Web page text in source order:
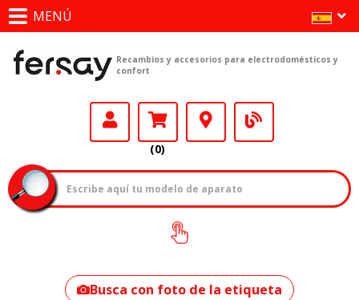
MENÚ
Recambios y accesorios para electrodomésticos y
confort
(0)
¿Cómo encontrar
tu modelo?
Busca con foto de la etiqueta